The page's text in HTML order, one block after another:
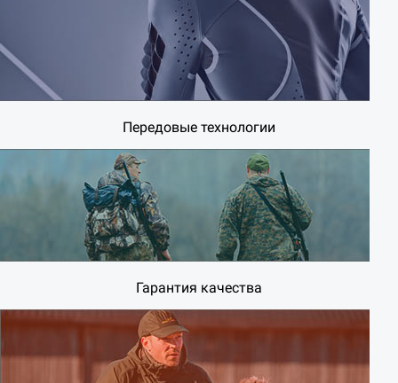
Передовые технологии
Гарантия качества